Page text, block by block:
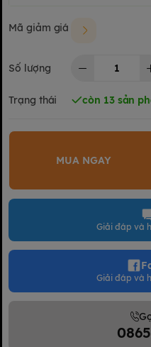
Mã giảm giá
Số lượng
Trạng thái còn 13 sản
MUA NGAY
Giải đáp và
Giải đáp và